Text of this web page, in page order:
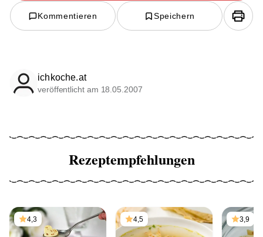
Kommentieren Speichern
ichkoche.at
veröffentlicht am 18.05.2007
Rezeptempfehlungen
4,3 4,5 3,9